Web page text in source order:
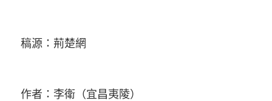
稿源：荊楚網
作者：李衛（宜昌夷陵）